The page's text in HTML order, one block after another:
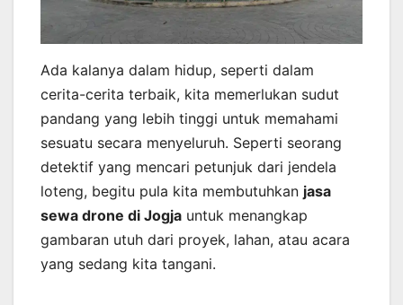
Ada kalanya dalam hidup, seperti dalam
cerita-cerita terbaik, kita memerlukan sudut
pandang yang lebih tinggi untuk memahami
sesuatu secara menyeluruh. Seperti seorang
detektif yang mencari petunjuk dari jendela
loteng, begitu pula kita membutuhkan jasa
sewa drone di Jogja untuk menangkap
gambaran utuh dari proyek, lahan, atau acara
yang sedang kita tangani.